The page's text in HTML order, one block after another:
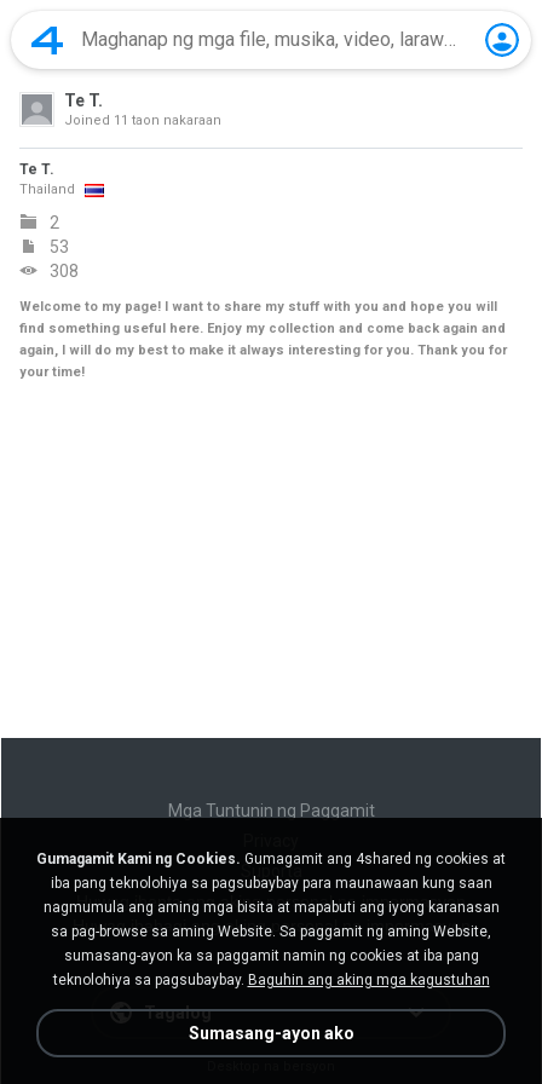
Te T.
Joined 11 taon nakaraan
Te T.
Thailand
2
53
308
Welcome to my page! I want to share my stuff with you and hope you will
find something useful here. Enjoy my collection and come back again and
again, I will do my best to make it always interesting for you. Thank you for
your time!
Mga Tuntunin ng Paggamit
Suporta
Huwag ibenta ang aking personal na impormasyon
Huwag ibahagi ang aking personal na impormasyon
Tagalog
Gumagamit Kami ng Cookies. Gumagamit ang 4shared ng cookies at
iba pang teknolohiya sa pagsubaybay para maunawaan kung saan
nagmumula ang aming mga bisita at mapabuti ang iyong karanasan
sa pag-browse sa aming Website. Sa paggamit ng aming Website,
sumasang-ayon ka sa paggamit namin ng cookies at iba pang
teknolohiya sa pagsubaybay. Baguhin ang aking mga kagustuhan
Sumasang-ayon ako